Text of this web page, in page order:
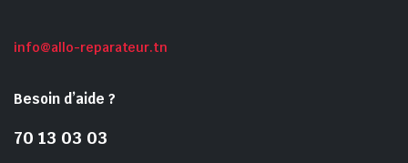
info@allo-reparateur.tn
Besoin d’aide ?
70 13 03 03